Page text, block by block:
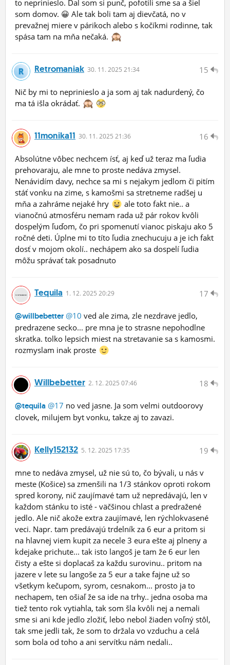
to neprinieslo. Dal som si punč, pofotili sme sa a šiel
som domov. 😀 Ale tak boli tam aj dievčatá, no v
prevažnej miere v párikoch alebo s kočíkmi rodinne, tak
spása tam na mňa nečaká.
15
Retromaniak 30. 11. 2025 21:34
Nič by mi to neprinieslo a ja som aj tak nadurdený, čo
ma tá išla okrádať.
16
11monika11 30. 11. 2025 21:36
Absolútne vôbec nechcem ísť, aj keď už teraz ma ľudia
prehovaraju, ale mne to proste nedáva zmysel.
Nenávidím davy, nechce sa mi s nejakym jedlom či pitím
stáť vonku na zime, s kamošmi sa stretneme radšej u
mňa a zahráme nejaké hry
ale toto fakt nie.. a
vianočnú atmosféru nemam rada už pár rokov kvôli
dospelým ľuďom, čo pri spomenutí vianoc piskaju ako 5
ročné deti. Úplne mi to títo ľudia znechucuju a je ich fakt
dosť v mojom okolí.. nechápem ako sa dospelí ľudia
môžu správať tak posadnuto
17
Tequila 1. 12. 2025 20:29
@willbebetter @10 ved ale zima, zle nezdrave jedlo,
predrazene secko... pre mna je to strasne nepohodlne
skratka. tolko lepsich miest na stretavanie sa s kamosmi.
rozmyslam inak proste
18
Willbebetter 2. 12. 2025 07:46
@tequila @17 no ved jasne. Ja som velmi outdoorovy
clovek, milujem byt vonku, takze aj to zavazi.
19
Kelly152132 5. 12. 2025 17:35
mne to nedáva zmysel, už nie sú to, čo bývali, u nás v
meste (Košice) sa zmenšili na 1/3 stánkov oproti rokom
spred korony, nič zaujímavé tam už nepredávajú, len v
každom stánku to isté - väčšinou chlast a predražené
jedlo. Ale nič akože extra zaujímavé, len rýchlokvasené
veci. Napr. tam predávajú trdelník za 6 eur a pritom si
na hlavnej viem kupit za necele 3 eura ešte aj plneny a
kdejake prichute... tak isto langoš je tam že 6 eur len
čisty a ešte si doplacaš za každu surovinu.. pritom na
jazere v lete su langoše za 5 eur a take fajne už so
všetkym kečupom, syrom, cesnakom... prosto ja to
nechapem, ten ošiaľ že sa ide na trhy.. jedna osoba ma
tiež tento rok vytiahla, tak som šla kvôli nej a nemali
sme si ani kde jedlo zložiť, lebo nebol žiaden voľný stôl,
tak sme jedli tak, že som to držala vo vzduchu a celá
som bola od toho a ani servítku nám nedali..